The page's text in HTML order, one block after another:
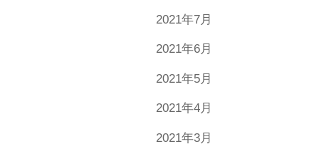
2021年7月
2021年6月
2021年5月
2021年4月
2021年3月